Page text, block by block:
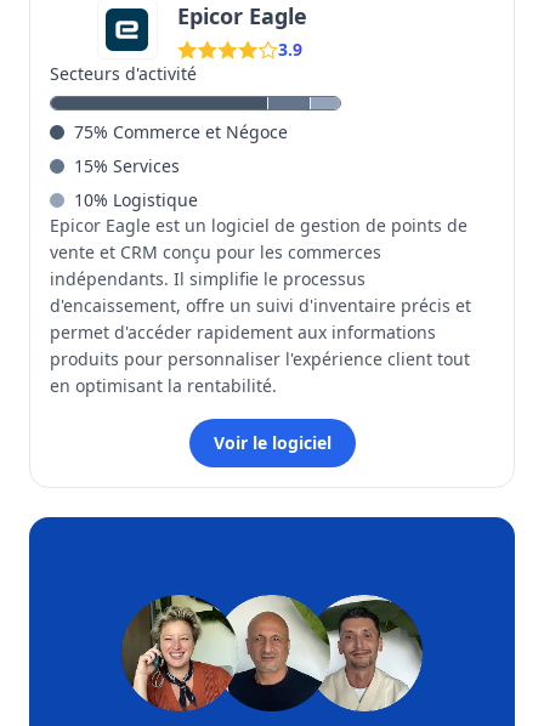
Epicor Eagle
3.9
Secteurs d'activité
75% Commerce et Négoce
15% Services
10% Logistique
Epicor Eagle est un logiciel de gestion de points de
vente et CRM conçu pour les commerces
indépendants. Il simplifie le processus
d'encaissement, offre un suivi d'inventaire précis et
permet d'accéder rapidement aux informations
produits pour personnaliser l'expérience client tout
en optimisant la rentabilité.
Voir le logiciel